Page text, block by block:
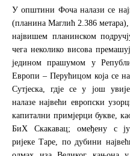
У општини Фоча налази се
(планина Маглић 2.386 метара),
највишем планинском
чега неколико висова
једином прашумом у
Европи – Перућицом која се
Сутјеска, гдје се у још
налазе највећи европски
капитални примјерци букве,
БиХ Скакавац; омеђену с
ријеке Таре, по дубини